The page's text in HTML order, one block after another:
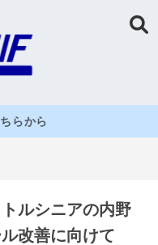
らから
ルシニアの内野
改善に向けて